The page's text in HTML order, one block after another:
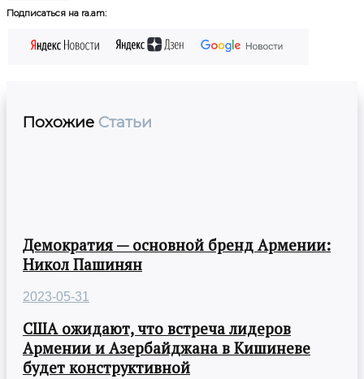
Подписаться на ra.am:
Похожие Статьи
Демократия — основной бренд Армении:
Никол Пашинян
2023-05-31
США ожидают, что встреча лидеров
Армении и Азербайджана в Кишиневе
будет конструктивной